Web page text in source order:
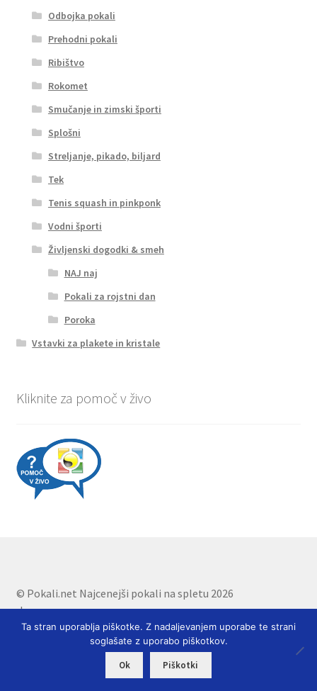
Odbojka pokali
Prehodni pokali
Ribištvo
Rokomet
Smučanje in zimski športi
Splošni
Streljanje, pikado, biljard
Tek
Tenis squash in pinkponk
Vodni športi
Življenski dogodki & smeh
NAJ naj
Pokali za rojstni dan
Poroka
Vstavki za plakete in kristale
Kliknite za pomoč v živo
© Pokali.net Najcenejši pokali na spletu 2026
.
Ta stran uporablja piškotke. Z nadaljevanjem uporabe te strani
soglašate z uporabo piškotkov.
Ok Piškotki